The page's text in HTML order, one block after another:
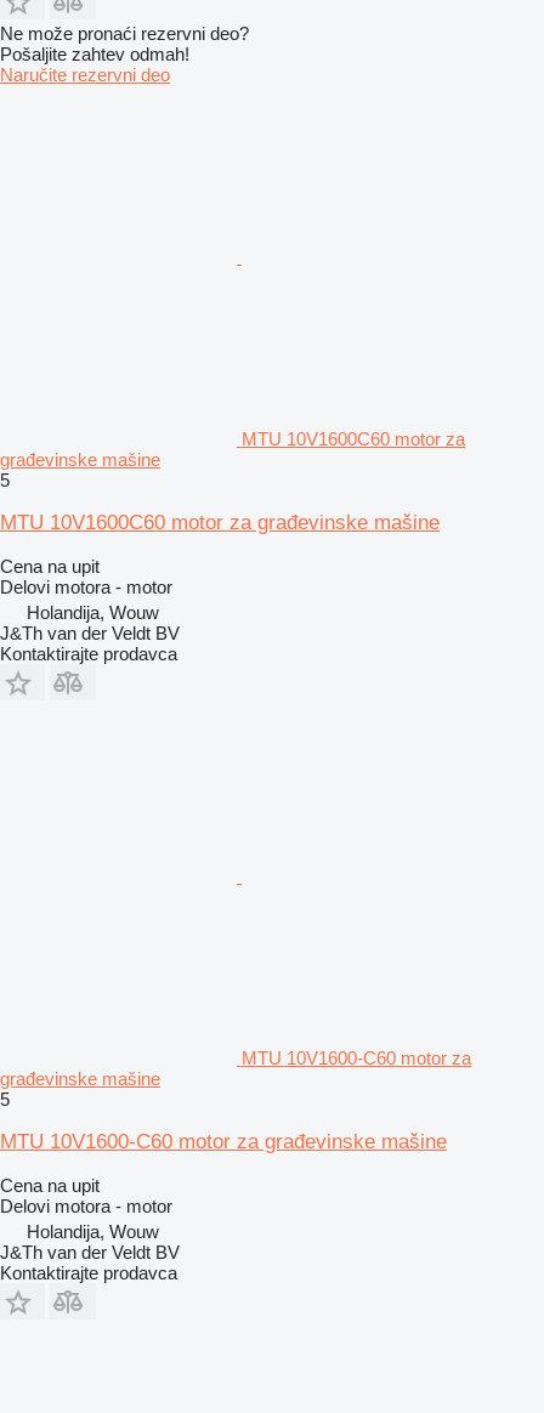
Ne može pronaći rezervni dеo?
Pošaljite zahtev odmah!
Naručite rezervni dеo
MTU 10V1600C60 motor za
građevinske mašine
5
MTU 10V1600C60 motor za građevinske mašine
Cena na upit
Delovi motora - motor
Holandija, Wouw
J&Th van der Veldt BV
Kontaktirajte prodavca
MTU 10V1600-C60 motor za
građevinske mašine
5
MTU 10V1600-C60 motor za građevinske mašine
Cena na upit
Delovi motora - motor
Holandija, Wouw
J&Th van der Veldt BV
Kontaktirajte prodavca